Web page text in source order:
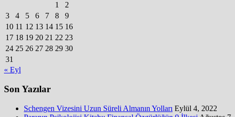
1
2
3
4 5 6 7 8
9
10 11 12 13 14 15 16
17 18 19 20 21 22 23
24 25 26 27 28 29 30
31
« Eyl
Son Yazılar
Schengen Vizesini Uzun Süreli Almanın Yolları Eylül 4, 2022